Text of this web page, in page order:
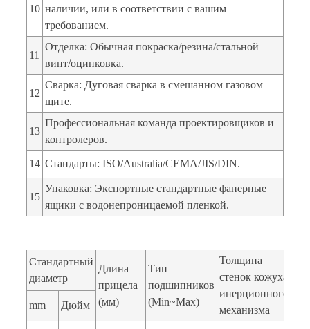
10 наличии, или в соответствии с вашим
требованием.
11
Отделка: Обычная покраска/резина/стальной
винт/оцинковка.
12
Сварка: Дуговая сварка в смешанном газовом
щите.
13
Профессиональная команда проектировщиков и
контролеров.
14 Стандарты: ISO/Australia/CEMA/JIS/DIN.
15
Упаковка: Экспортные стандартные фанерные
ящики с водонепроницаемой пленкой.
Стандартный
диаметр
Длина
прицела
(мм)
Тип
подшипников
(Min~Max)
Толщина
стенок кожуха
инерционного
механизма
mm Дюйм